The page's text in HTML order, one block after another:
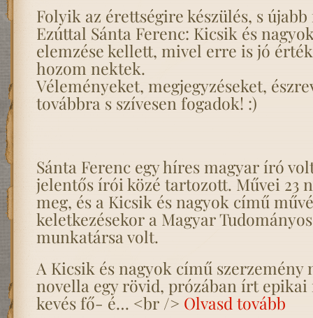
Folyik az érettségire készülés, s
Ezúttal Sánta Ferenc: Kicsik és
elemzése kellett, mivel erre is jó
hozom nektek.
Véleményeket, megjegyzéseket,
továbbra s szívesen fogadok! :)
Sánta Ferenc egy híres magyar író
jelentős írói közé tartozott. Művei 23
meg, és a Kicsik és nagyok című
keletkezésekor a Magyar
munkatársa volt.
A Kicsik és nagyok című szerzemény
novella egy rövid, prózában írt
kevés fő- é… <br /> Olvasd tovább